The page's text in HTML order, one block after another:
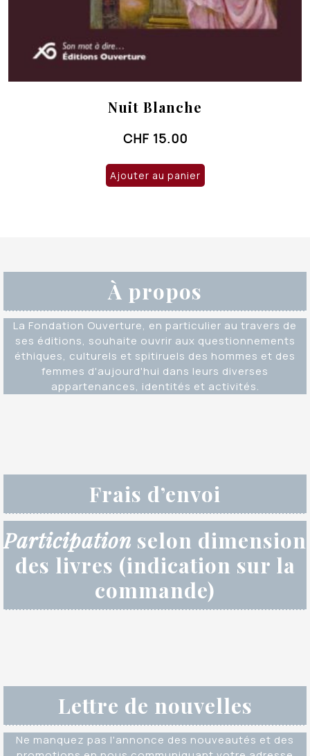
Nuit Blanche
CHF 15.00
Ajouter au panier
À propos
La Fondation Ouverture, en particulier au travers de
ses éditions, souhaite ouvrir aux questionnements
éthiques, culturels et spitiruels des hommes et des
femmes d'aujourd'hui dans leurs diverses
appartenances, identités et activités.
Frais d’envoi
Participation selon dimension
des livres (indication sur la
commande)
Lettre de nouvelles
Ne manquez pas l'annonce des nouveautés et des